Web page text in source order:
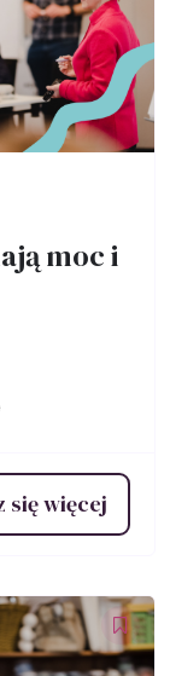
moc i
się więcej